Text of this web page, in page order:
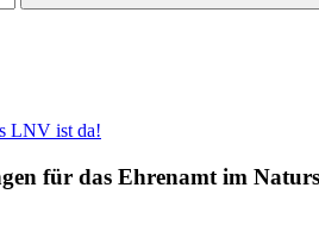
Suchen
LNV ist da!
für das Ehrenamt im